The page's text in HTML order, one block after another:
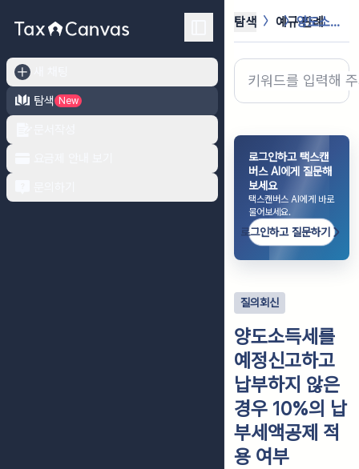
탐색
New
탐색 예규·판례 양도소득세를 예정신고하고 납부하지 않...
로그인하고 택스캔
버스 AI에게 질문해
보세요
택스캔버스 AI에게 바로
물어보세요.
로그인하고 질문하기
질의회신
양도소득세를
예정신고하고
납부하지 않은
경우 10%의 납
부세액공제 적
용 여부